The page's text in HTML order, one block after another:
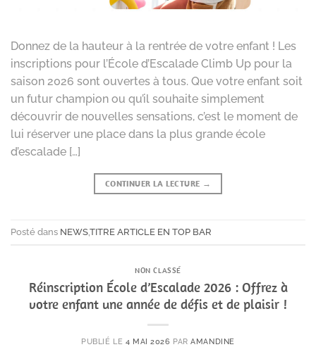
Donnez de la hauteur à la rentrée de votre enfant ! Les
inscriptions pour l’École d’Escalade Climb Up pour la
saison 2026 sont ouvertes à tous. Que votre enfant soit
un futur champion ou qu’il souhaite simplement
découvrir de nouvelles sensations, c’est le moment de
lui réserver une place dans la plus grande école
d’escalade […]
CONTINUER LA LECTURE →
Posté dans NEWSTITRE ARTICLE EN TOP BAR
NON CLASSÉ
Réinscription École d’Escalade 2026 : Offrez à
votre enfant une année de défis et de plaisir !
PUBLIÉ LE 4 MAI 2026 PARAMANDINE